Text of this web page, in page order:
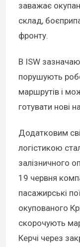
заважає
склад,
фронту.
В ISW
порушують
маршрутів і
готувати нові
Додатковим
логістикою
залізничного
19 червня
пасажирські
окупованого
скорочують
Керчі через